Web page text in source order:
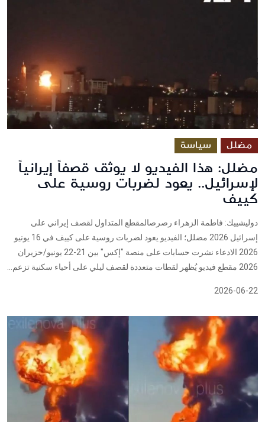
مضلل سياسة
مضلل: هذا الفيديو لا يوثق قصفاً إيرانياً
لإسرائيل.. يعود لضربات روسية على
كييف
دوليشييك: فاطمة الزهراء رصرصالمقطع المتداول لقصف إيراني على
إسرائيل 2026 مضلل؛ الفيديو يعود لضربات روسية على كييف في 16 يونيو
2026 الادعاء نشرت حسابات على منصة "إكس" بين 21-22 يونيو/حزيران
2026 مقطع فيديو يُظهر لقطات متعددة لقصف ليلي على أحياء سكنية تزعم...
2026-06-22